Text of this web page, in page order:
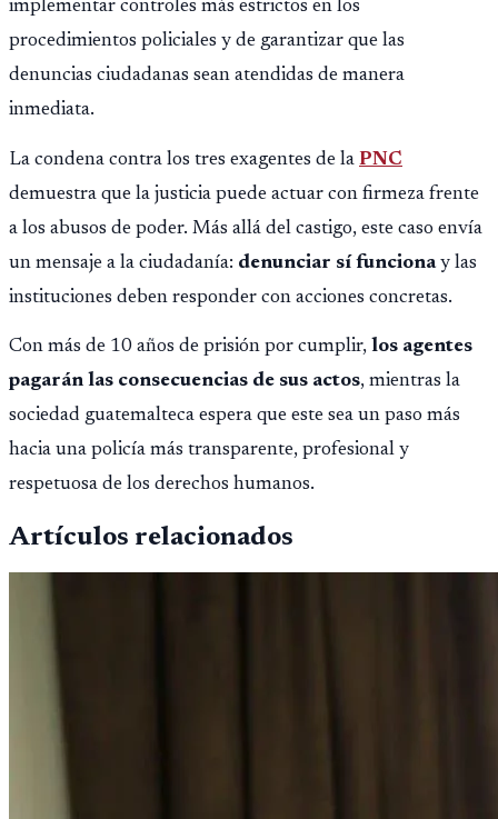
implementar controles más estrictos en los
procedimientos policiales y de garantizar que las
denuncias ciudadanas sean atendidas de manera
inmediata.
La condena contra los tres exagentes de la PNC
demuestra que la justicia puede actuar con firmeza frente
a los abusos de poder. Más allá del castigo, este caso envía
un mensaje a la ciudadanía: denunciar sí funcionay las
instituciones deben responder con acciones concretas.
Con más de 10 años de prisión por cumplir, los agentes
pagarán las consecuencias de sus actos, mientras la
sociedad guatemalteca espera que este sea un paso más
hacia una policía más transparente, profesional y
respetuosa de los derechos humanos.
Artículos relacionados